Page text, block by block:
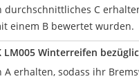
C
einem B bewertet wurden.
LM005 Winterreifen
erhalten, sodass ihr